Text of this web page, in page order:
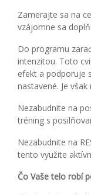
Zamerajte sa na
vzájomne sa
Do programu
intenzitou. Toto
efekt a podporuje
nastavené. Je
Nezabudnite na
tréning s
Nezabudnite na
tento využite
Čo Vaše telo robí